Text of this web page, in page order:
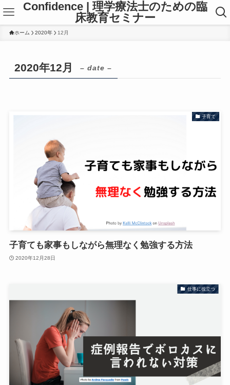
Confidence | 理学療法士のための臨
床教育セミナー
ホーム 2020年 12月
2020年12月 – date –
子育て
子育ても家事もしながら無理なく勉強する方法
2020年12月28日
仕事に役立つ